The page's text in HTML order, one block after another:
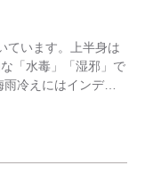
ています。上半身は
「水毒」「湿邪」で
冷えにはインディ